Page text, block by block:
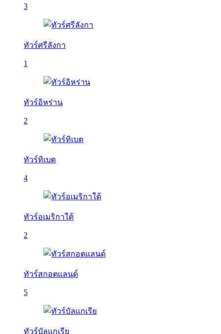
3
ทัวร์ศรีลังกา
1
ทัวร์อิหร่าน
2
ทัวร์ทิเบต
4
ทัวร์อเมริกาใต้
2
ทัวร์สกอตแลนด์
5
ทัวร์บัลเเกเรีย